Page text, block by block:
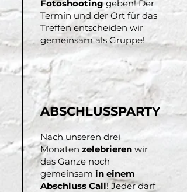
Fotoshootinggeben! Der
Termin und der Ort für das
Treffen entscheiden wir
gemeinsam als Gruppe!
ABSCHLUSSPARTY
Nach unseren drei
Monaten zelebrieren wir
das Ganze noch
gemeinsam in einem
Abschluss Call! Jeder darf